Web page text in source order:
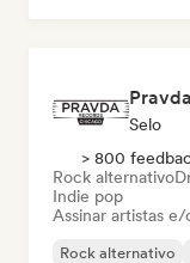
Selo
> 800
Rock alternativo
Indie pop
Assinar artistas e/
Rock alternativo